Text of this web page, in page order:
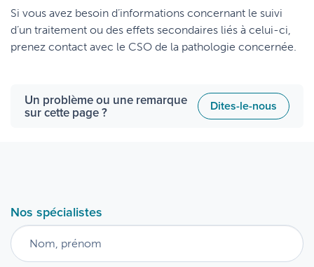
Si vous avez besoin d’informations concernant le suivi
d’un traitement ou des effets secondaires liés à celui-ci,
prenez contact avec le CSO de la pathologie concernée.
Un problème ou une remarque
sur cette page ? Dites-le-nous
Nos spécialistes